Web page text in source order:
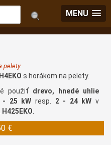
MENU
pelety
s horákom na pelety.
použiť drevo, hnedé uhlie
- 25 kW resp. 2 - 24 kWv
H425EKO.
€